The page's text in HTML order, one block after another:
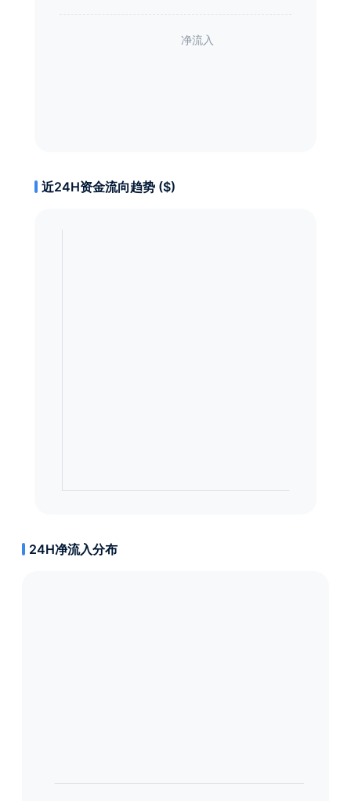
近24H资金流向趋势 ($)
24H净流入分布